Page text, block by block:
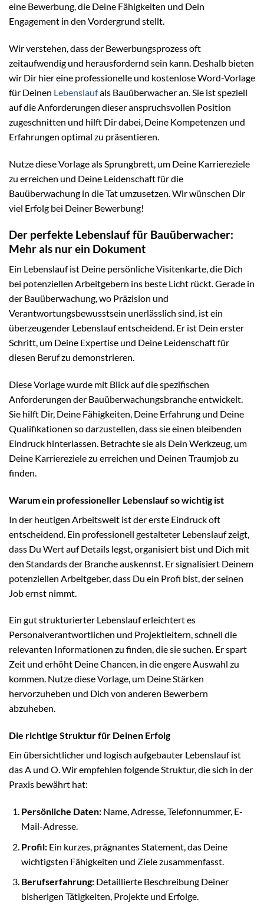
eine Bewerbung, die Deine Fähigkeiten und Dein
Engagement in den Vordergrund stellt.
Wir verstehen, dass der Bewerbungsprozess oft
zeitaufwendig und herausfordernd sein kann. Deshalb bieten
wir Dir hier eine professionelle und kostenlose Word-Vorlage
für Deinen Lebenslaufals Bauüberwacher an. Sie ist speziell
auf die Anforderungen dieser anspruchsvollen Position
zugeschnitten und hilft Dir dabei, Deine Kompetenzen und
Erfahrungen optimal zu präsentieren.
Nutze diese Vorlage als Sprungbrett, um Deine Karriereziele
zu erreichen und Deine Leidenschaft für die
Bauüberwachung in die Tat umzusetzen. Wir wünschen Dir
viel Erfolg bei Deiner Bewerbung!
Der perfekte Lebenslauf für Bauüberwacher:
Mehr als nur ein Dokument
Ein Lebenslauf ist Deine persönliche Visitenkarte, die Dich
bei potenziellen Arbeitgebern ins beste Licht rückt. Gerade in
der Bauüberwachung, wo Präzision und
Verantwortungsbewusstsein unerlässlich sind, ist ein
überzeugender Lebenslauf entscheidend. Er ist Dein erster
Schritt, um Deine Expertise und Deine Leidenschaft für
diesen Beruf zu demonstrieren.
Diese Vorlage wurde mit Blick auf die spezifischen
Anforderungen der Bauüberwachungsbranche entwickelt.
Sie hilft Dir, Deine Fähigkeiten, Deine Erfahrung und Deine
Qualifikationen so darzustellen, dass sie einen bleibenden
Eindruck hinterlassen. Betrachte sie als Dein Werkzeug, um
Deine Karriereziele zu erreichen und Deinen Traumjob zu
finden.
Warum ein professioneller Lebenslauf so wichtig ist
In der heutigen Arbeitswelt ist der erste Eindruck oft
entscheidend. Ein professionell gestalteter Lebenslauf zeigt,
dass Du Wert auf Details legst, organisiert bist und Dich mit
den Standards der Branche auskennst. Er signalisiert Deinem
potenziellen Arbeitgeber, dass Du ein Profi bist, der seinen
Job ernst nimmt.
Ein gut strukturierter Lebenslauf erleichtert es
Personalverantwortlichen und Projektleitern, schnell die
relevanten Informationen zu finden, die sie suchen. Er spart
Zeit und erhöht Deine Chancen, in die engere Auswahl zu
kommen. Nutze diese Vorlage, um Deine Stärken
hervorzuheben und Dich von anderen Bewerbern
abzuheben.
Die richtige Struktur für Deinen Erfolg
Ein übersichtlicher und logisch aufgebauter Lebenslauf ist
das A und O. Wir empfehlen folgende Struktur, die sich in der
Praxis bewährt hat:
Persönliche Daten:Name, Adresse, Telefonnummer, E-
Mail-Adresse.
Profil:Ein kurzes, prägnantes Statement, das Deine
wichtigsten Fähigkeiten und Ziele zusammenfasst.
Berufserfahrung:Detaillierte Beschreibung Deiner
bisherigen Tätigkeiten, Projekte und Erfolge.